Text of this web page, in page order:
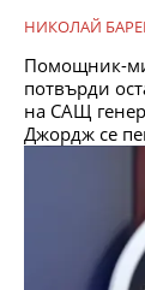
НИКОЛАЙ
Помощник-
потвърди
на САЩ генерал
Джордж се